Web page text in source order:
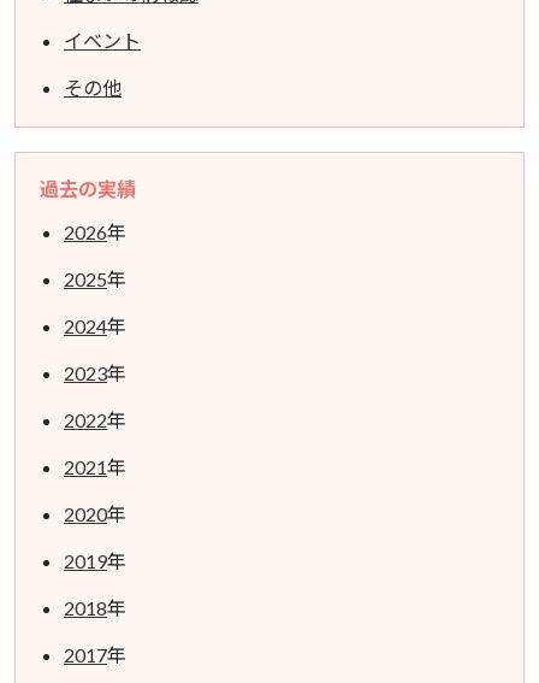
イベント
その他
過去の実績
2026年
2025年
2024年
2023年
2022年
2021年
2020年
2019年
2018年
2017年